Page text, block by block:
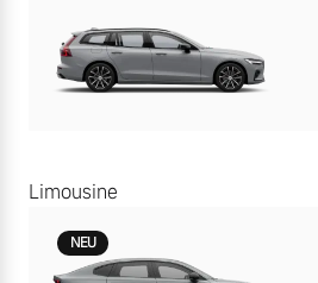
Limousine
NEU